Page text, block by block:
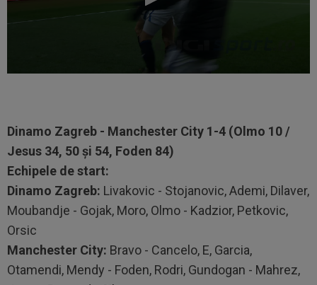
Dinamo Zagreb - Manchester City 1-4 (Olmo 10 /
Jesus 34, 50 și 54, Foden 84)
Echipele de start:
Dinamo Zagreb: Livakovic - Stojanovic, Ademi, Dilaver,
Moubandje - Gojak, Moro, Olmo - Kadzior, Petkovic,
Orsic
Manchester City: Bravo - Cancelo, E, Garcia,
Otamendi, Mendy - Foden, Rodri, Gundogan - Mahrez,